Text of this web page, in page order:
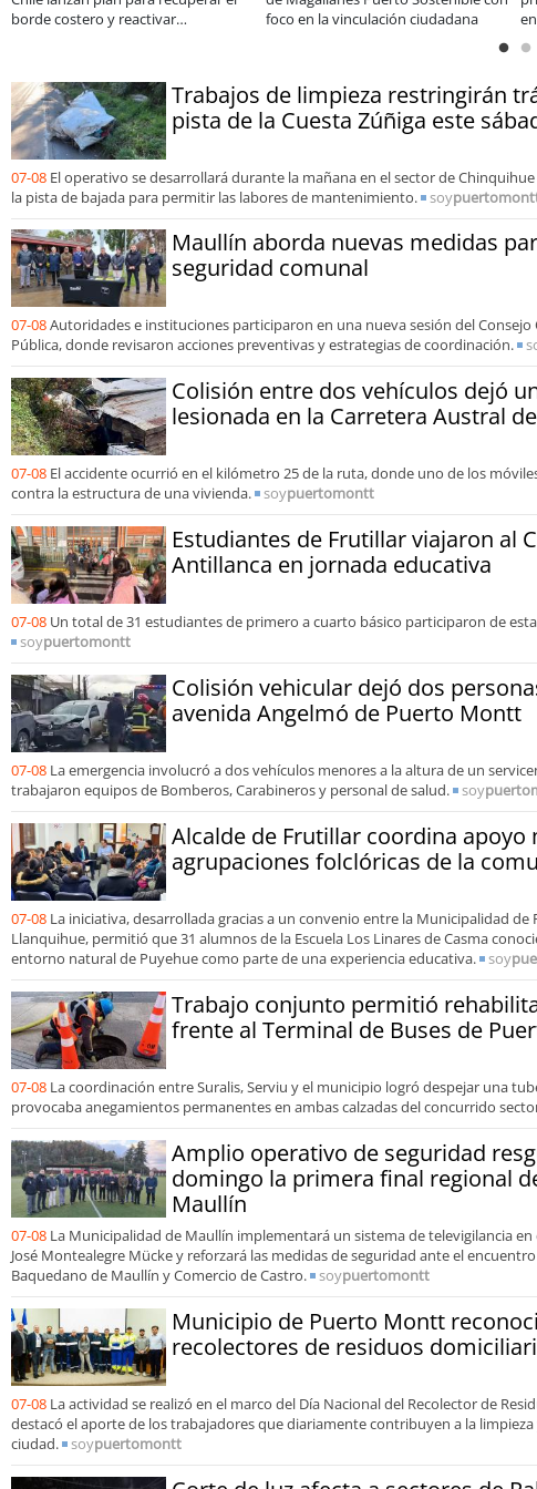
Sale
consolidar un cambio cultural
Trabajos de limpieza restringirán
pista de la Cuesta Zúñiga este
07-08 El operativo se desarrollará durante la mañana en el sector de
la pista de bajada para permitir las labores de mantenimiento.
soy
Maullín aborda nuevas medidas
seguridad comunal
07-08Autoridades e instituciones participaron en una nueva sesión del Consejo
Pública, donde revisaron acciones preventivas y estrategias de coordinación.
Colisión entre dos vehículos dejó
lesionada en la Carretera Austral
07-08 El accidente ocurrió en el kilómetro 25 de la ruta, donde uno de los
contra la estructura de una vivienda.
soypuertomontt
Estudiantes de Frutillar viajaron al
Antillanca en jornada educativa
07-08 Un total de 31 estudiantes de primero a cuarto básico participaron de
soypuertomontt
Colisión vehicular dejó dos
avenida Angelmó de Puerto Montt
07-08 La emergencia involucró a dos vehículos menores a la altura de un
trabajaron equipos de Bomberos, Carabineros y personal de salud.
soy
Alcalde de Frutillar coordina apoyo
agrupaciones folclóricas de la
07-08 La iniciativa, desarrollada gracias a un convenio entre la Municipalidad de
Llanquihue, permitió que 31 alumnos de la Escuela Los Linares de Casma
entorno natural de Puyehue como parte de una experiencia educativa.
soy
Trabajo conjunto permitió
frente al Terminal de Buses de
07-08 La coordinación entre Suralis, Serviu y el municipio logró despejar una
provocaba anegamientos permanentes en ambas calzadas del concurrido
Amplio operativo de seguridad
domingo la primera final regional
Maullín
07-08 La Municipalidad de Maullín implementará un sistema de televigilancia
José Montealegre Mücke y reforzará las medidas de seguridad ante el
Baquedano de Maullín y Comercio de Castro.
soypuertomontt
Municipio de Puerto Montt
recolectores de residuos
07-08 La actividad se realizó en el marco del Día Nacional del Recolector de
destacó el aporte de los trabajadores que diariamente contribuyen a la limpieza
ciudad.
soypuertomontt